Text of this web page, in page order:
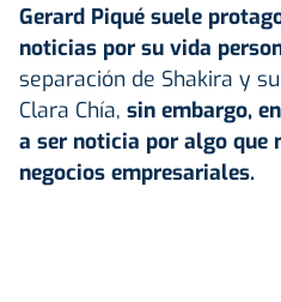
Gerard Piqué suele
noticias por su vida
separación de Shakira y
Clara Chía, sin embargo,
a ser noticia por algo que
negocios empresariales.